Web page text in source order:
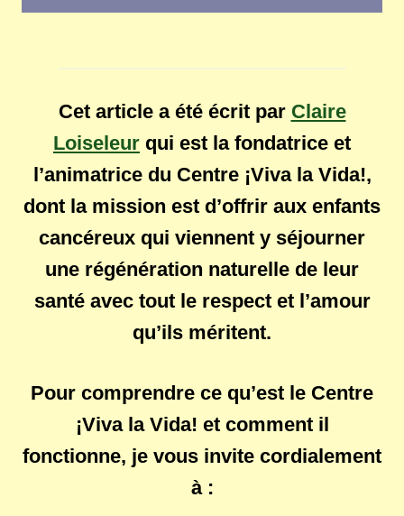
Cet article a été écrit par Claire
Loiseleur qui est la fondatrice et
l’animatrice du Centre ¡Viva la Vida!,
dont la mission est d’offrir aux enfants
cancéreux qui viennent y séjourner
une régénération naturelle de leur
santé avec tout le respect et l’amour
qu’ils méritent.
Pour comprendre ce qu’est le Centre
¡Viva la Vida! et comment il
fonctionne, je vous invite cordialement
à :